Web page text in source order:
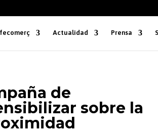
Actualidad Prensa
de
sobre la